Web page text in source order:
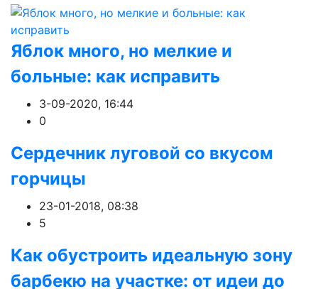
Яблок много, но мелкие и
больные: как исправить
3-09-2020, 16:44
0
Сердечник луговой со вкусом
горчицы
23-01-2018, 08:38
5
Как обустроить идеальную зону
барбекю на участке: от идеи до